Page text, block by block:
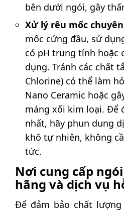
bên dưới ngói, gây
Xử lý rêu mốc
mốc cứng đầu, sử
có pH trung tính hoặc
dụng. Tránh các chất
Chlorine) có thể làm
Nano Ceramic hoặc
máng xối kim loại. Để
nhất, hãy phun dung
khô tự nhiên, không
tức.
Nơi cung cấp
hãng và dịch vụ
Để đảm bảo chất